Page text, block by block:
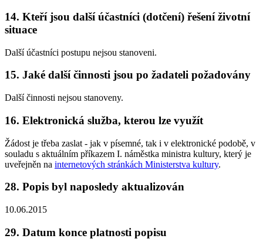
14. Kteří jsou další účastníci (dotčení) řešení životní
situace
Další účastníci postupu nejsou stanoveni.
15. Jaké další činnosti jsou po žadateli požadovány
Další činnosti nejsou stanoveny.
16. Elektronická služba, kterou lze využít
Žádost je třeba zaslat - jak v písemné, tak i v elektronické podobě, v
souladu s aktuálním příkazem I. náměstka ministra kultury, který je
uveřejněn na internetových stránkách Ministerstva kultury.
28. Popis byl naposledy aktualizován
10.06.2015
29. Datum konce platnosti popisu